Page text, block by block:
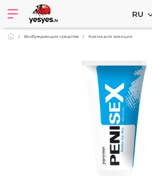
RU
Возбуждающие средства Крема для эрекции